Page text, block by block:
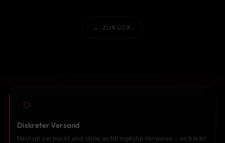
← ZURÜCK
Diskreter Versand
Neutral verpackt und ohne aufdringliche Hinweise – so bleibt